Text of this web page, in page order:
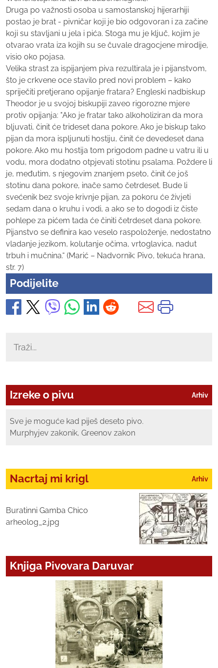
Druga po važnosti osoba u samostanskoj hijerarhiji
postao je brat - pivničar koji je bio odgovoran i za začine
koji su stavljani u jela i pića. Stoga mu je ključ, kojim je
otvarao vrata iza kojih su se čuvale dragocjene mirodije,
visio oko pojasa.
Velika strast za ispijanjem piva rezultirala je i pijanstvom,
što je crkvene oce stavilo pred novi problem – kako
spriječiti pretjerano opijanje fratara? Engleski nadbiskup
Theodor je u svojoj biskupiji zaveo rigorozne mjere
protiv opijanja: "Ako je fratar tako alkoholiziran da mora
bljuvati, činit će trideset dana pokore. Ako je biskup tako
pijan da mora ispljunuti hostiju, činit će devedeset dana
pokore. Ako mu hostija tom prigodom padne u vatru ili u
vodu, mora dodatno otpjevati stotinu psalama. Poždere li
je, međutim, s njegovim znanjem pseto, činit će još
stotinu dana pokore, inače samo četrdeset. Bude li
svećenik bez svoje krivnje pijan, za pokoru će živjeti
sedam dana o kruhu i vodi, a ako se to dogodi iz čiste
pohlepe za pićem tada će činiti četrdeset dana pokore.
Pijanstvo se definira kao veselo raspoloženje, nedostatno
vladanje jezikom, kolutanje očima, vrtoglavica, nadut
trbuh i mučnina.“ (Marić – Nadvornik: Pivo, tekuća hrana,
str. 7)
Podijelite
Arhiv
Izreke o pivu
Sve je moguće kad piješ deseto pivo.
Murphyjev zakonik, Greenov zakon
Arhiv
Nacrtaj mi krigl
Buratinni Gamba Chico
arheolog_2.jpg
Knjiga Pivovara Daruvar